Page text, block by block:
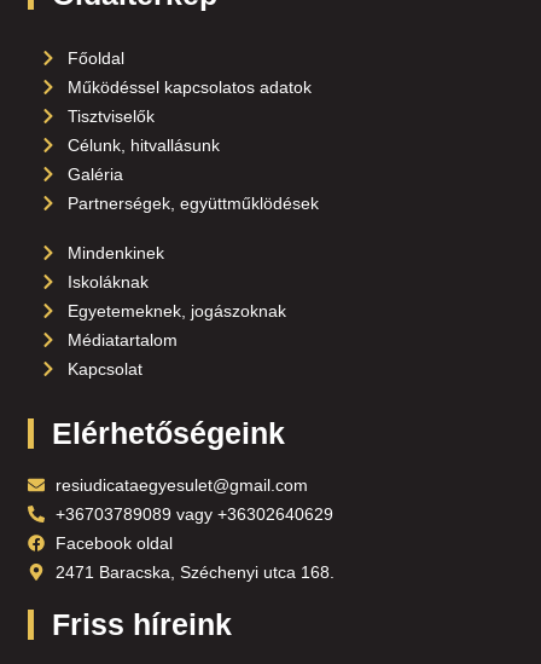
Főoldal
Működéssel kapcsolatos adatok
Tisztviselők
Célunk, hitvallásunk
Galéria
Partnerségek, együttműklödések
Mindenkinek
Iskoláknak
Egyetemeknek, jogászoknak
Médiatartalom
Kapcsolat
Elérhetőségeink
resiudicataegyesulet@gmail.com
+36703789089 vagy +36302640629
Facebook oldal
2471 Baracska, Széchenyi utca 168.
Friss híreink